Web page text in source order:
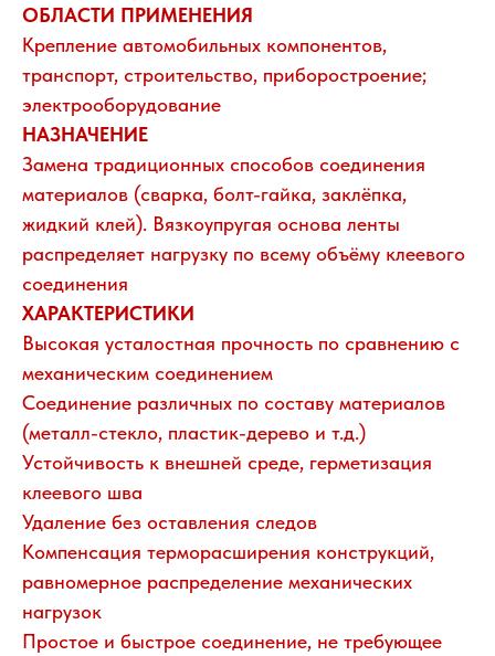
ОБЛАСТИ ПРИМЕНЕНИЯ
Крепление автомобильных компонентов,
транспорт, строительство, приборостроение;
электрооборудование
НАЗНАЧЕНИЕ
Замена традиционных способов соединения
материалов (сварка, болт-гайка, заклёпка,
жидкий клей). Вязкоупругая основа ленты
распределяет нагрузку по всему объёму клеевого
соединения
ХАРАКТЕРИСТИКИ
Высокая усталостная прочность по сравнению с
механическим соединением
Соединение различных по составу материалов
(металл-стекло, пластик-дерево и т.д.)
Устойчивость к внешней среде, герметизация
клеевого шва
Удаление без оставления следов
Компенсация терморасширения конструкций,
равномерное распределение механических
нагрузок
Простое и быстрое соединение, не требующее